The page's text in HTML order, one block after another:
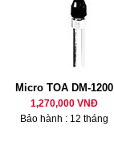
Micro TOA DM-1200
1,270,000 VNĐ
Bảo hành : 12 tháng